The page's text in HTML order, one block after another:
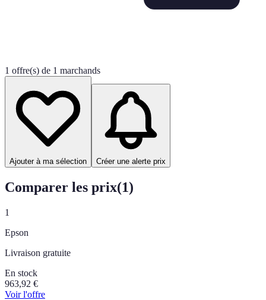
1 offre(s) de 1 marchands
Ajouter à ma sélection Créer une alerte prix
Comparer les prix(1)
1
Epson
Livraison gratuite
En stock
963,92 €
Voir l'offre